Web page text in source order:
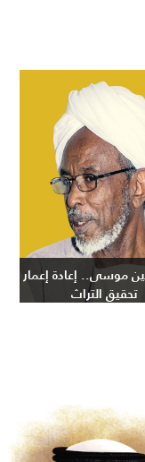
موسى.. إعادة إعمار
تحقيق التراث